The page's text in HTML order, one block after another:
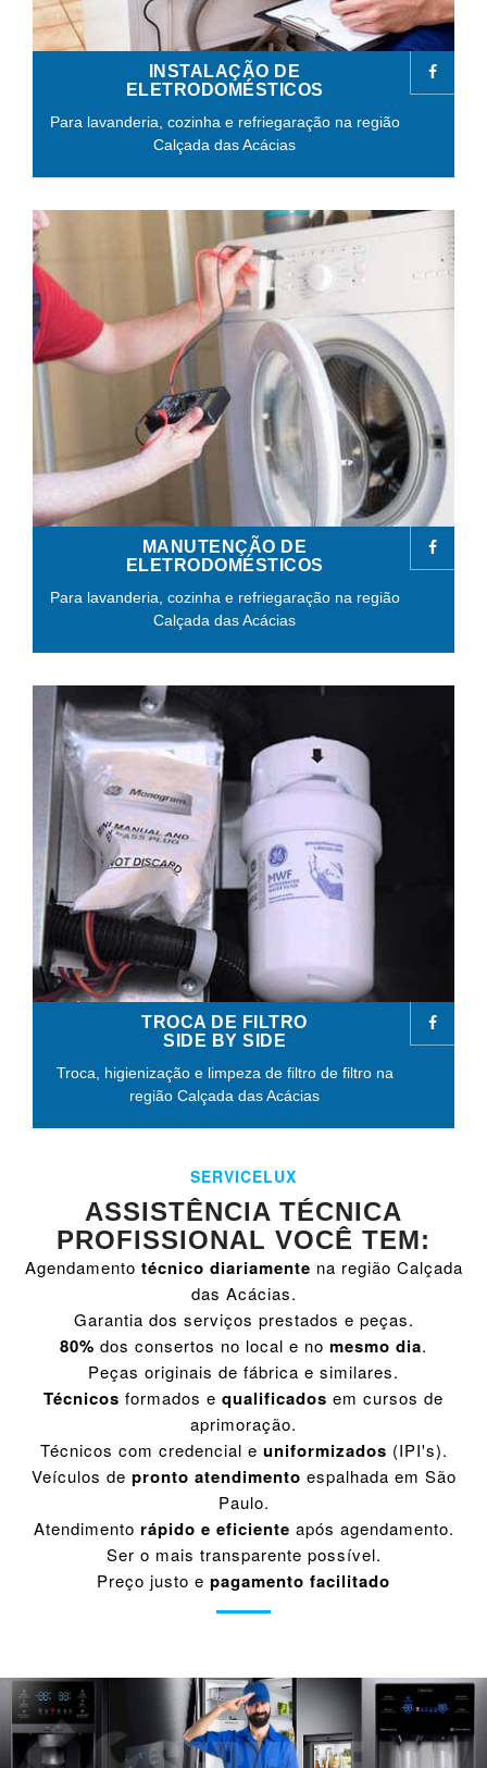
INSTALAÇÃO DE
ELETRODOMÉSTICOS
Para lavanderia, cozinha e refriegaração na região
Calçada das Acácias
MANUTENÇÃO DE
ELETRODOMÉSTICOS
Para lavanderia, cozinha e refriegaração na região
Calçada das Acácias
TROCA DE FILTRO
SIDE BY SIDE
Troca, higienização e limpeza de filtro de filtro na
região Calçada das Acácias
SERVICELUX
ASSISTÊNCIA TÉCNICA
PROFISSIONAL VOCÊ TEM:
Agendamento técnico diariamente na região Calçada
das Acácias.
Garantia dos serviços prestados e peças.
80% dos consertos no local e no mesmo dia.
Peças originais de fábrica e similares.
Técnicos formados e qualificados em cursos de
aprimoração.
Técnicos com credencial e uniformizados (IPI's).
Veículos de pronto atendimento espalhada em São
Paulo.
Atendimento rápido e eficiente após agendamento.
Ser o mais transparente possível.
Preço justo e pagamento facilitado